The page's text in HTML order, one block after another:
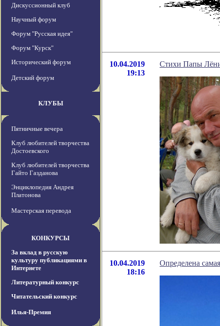
Дискуссионный клуб
Научный форум
Форум "Русская идея"
Форум "Курск"
Исторический форум
Детский форум
КЛУБЫ
Пятничные вечера
Клуб любителей творчества
Достоевского
Клуб любителей творчества
Гайто Газданова
Энциклопедия Андрея
Платонова
Мастерская перевода
КОНКУРСЫ
За вклад в русскую
культуру публикациями в
Интернете
Литературный конкурс
Читательский конкурс
Илья-Премия
10.04.2019
19:13
Стихи Папы
10.04.2019
18:16
Определена